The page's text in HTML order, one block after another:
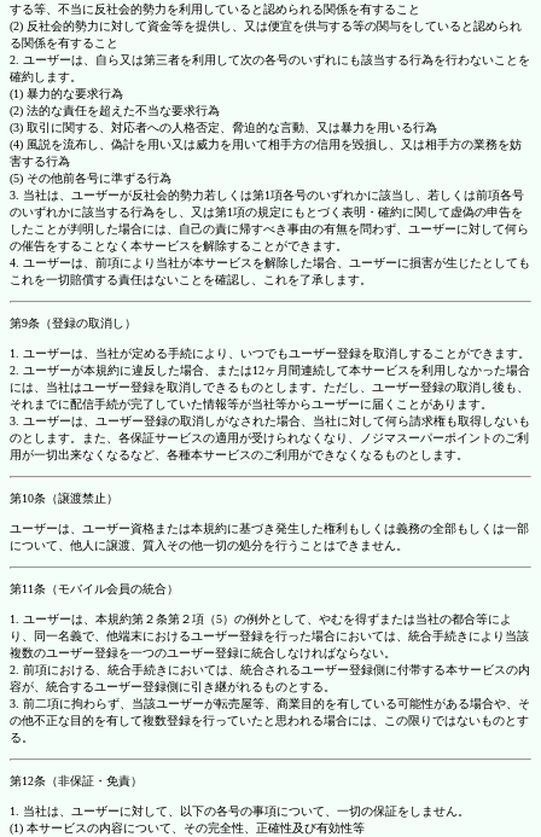
する等、不当に反社会的勢力を利用していると認められる関係を有すること
(2) 反社会的勢力に対して資金等を提供し、又は便宜を供与する等の関与をしていると認められ
る関係を有すること
2. ユーザーは、自ら又は第三者を利用して次の各号のいずれにも該当する行為を行わないことを
確約します。
(1) 暴力的な要求行為
(2) 法的な責任を超えた不当な要求行為
(3) 取引に関する、対応者への人格否定、脅迫的な言動、又は暴力を用いる行為
(4) 風説を流布し、偽計を用い又は威力を用いて相手方の信用を毀損し、又は相手方の業務を妨
害する行為
(5) その他前各号に準ずる行為
3. 当社は、ユーザーが反社会的勢力若しくは第1項各号のいずれかに該当し、若しくは前項各号
のいずれかに該当する行為をし、又は第1項の規定にもとづく表明・確約に関して虚偽の申告を
したことが判明した場合には、自己の責に帰すべき事由の有無を問わず、ユーザーに対して何ら
の催告をすることなく本サービスを解除することができます。
4. ユーザーは、前項により当社が本サービスを解除した場合、ユーザーに損害が生じたとしても
これを一切賠償する責任はないことを確認し、これを了承します。
第9条（登録の取消し）
1. ユーザーは、当社が定める手続により、いつでもユーザー登録を取消しすることができます。
2. ユーザーが本規約に違反した場合、または12ヶ月間連続して本サービスを利用しなかった場合
には、当社はユーザー登録を取消しできるものとします。ただし、ユーザー登録の取消し後も、
それまでに配信手続が完了していた情報等が当社等からユーザーに届くことがあります。
3. ユーザーは、ユーザー登録の取消しがなされた場合、当社に対して何ら請求権も取得しないも
のとします。また、各保証サービスの適用が受けられなくなり、ノジマスーパーポイントのご利
用が一切出来なくなるなど、各種本サービスのご利用ができなくなるものとします。
第10条（譲渡禁止）
ユーザーは、ユーザー資格または本規約に基づき発生した権利もしくは義務の全部もしくは一部
について、他人に譲渡、質入その他一切の処分を行うことはできません。
第11条（モバイル会員の統合）
1. ユーザーは、本規約第２条第２項（5）の例外として、やむを得ずまたは当社の都合等によ
り、同一名義で、他端末におけるユーザー登録を行った場合においては、統合手続きにより当該
複数のユーザー登録を一つのユーザー登録に統合しなければならない。
2. 前項における、統合手続きにおいては、統合されるユーザー登録側に付帯する本サービスの内
容が、統合するユーザー登録側に引き継がれるものとする。
3. 前二項に拘わらず、当該ユーザーが転売屋等、商業目的を有している可能性がある場合や、そ
の他不正な目的を有して複数登録を行っていたと思われる場合には、この限りではないものとす
る。
第12条（非保証・免責）
1. 当社は、ユーザーに対して、以下の各号の事項について、一切の保証をしません。
(1) 本サービスの内容について、その完全性、正確性及び有効性等